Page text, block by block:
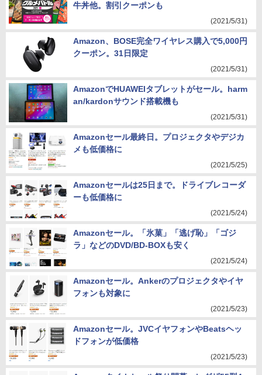
牛丼他。割引クーポンも
(2021/5/31)
Amazon、BOSE完全ワイヤレス購入で5,000円
クーポン。31日限定
(2021/5/31)
AmazonでHUAWEIタブレットがセール。harm
an/kardonサウンド搭載機も
(2021/5/31)
Amazonセール最終日。プロジェクタやデジカ
メも低価格に
(2021/5/25)
Amazonセールは25日まで。ドライブレコーダ
ーも低価格に
(2021/5/24)
Amazonセール。「氷菓」「逃げ恥」「ゴジ
ラ」などのDVD/BD-BOXも安く
(2021/5/24)
Amazonセール。Ankerのプロジェクタやイヤ
フォンも対象に
(2021/5/23)
Amazonセール。JVCイヤフォンやBeatsヘッ
ドフォンが低価格
(2021/5/23)